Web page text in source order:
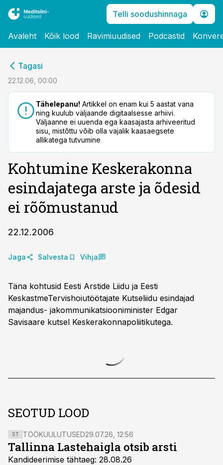
Telli soodushinnaga
Avaleht Kõik lood Ravimiuudised Podcastid
Tagasi
22.12.06, 00:00
Tähelepanu! Artikkel on enam kui 5 aastat vana
ning kuulub väljaande digitaalsesse arhiivi.
Väljaanne ei uuenda ega kaasajasta arhiveeritud
sisu, mistõttu võib olla vajalik kaasaegsete
allikatega tutvumine
Kohtumine Keskerakonna
esindajatega arste ja õdesid
ei rõõmustanud
22.12.2006
Jaga Salvesta Vihja
Täna kohtusid Eesti Arstide Liidu ja Eesti
KeskastmeTervishoiutöötajate Kutseliidu esindajad
majandus- jakommunikatsiooniminister Edgar
Savisaare kutsel Keskerakonnapoliitikutega.
SEOTUD LOOD
ST TÖÖKUULUTUSED29.07.26, 12:56
Tallinna Lastehaigla otsib arsti
Kandideerimise tähtaeg: 28.08.26